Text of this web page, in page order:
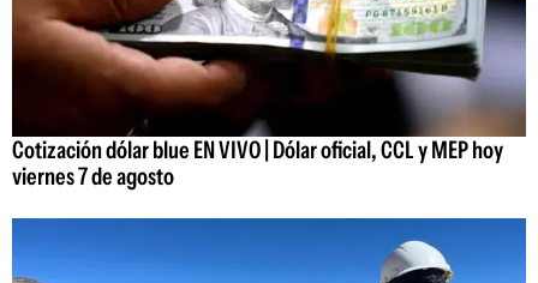
Cotización dólar blue EN VIVO | Dólar oficial, CCL y MEP hoy
viernes 7 de agosto